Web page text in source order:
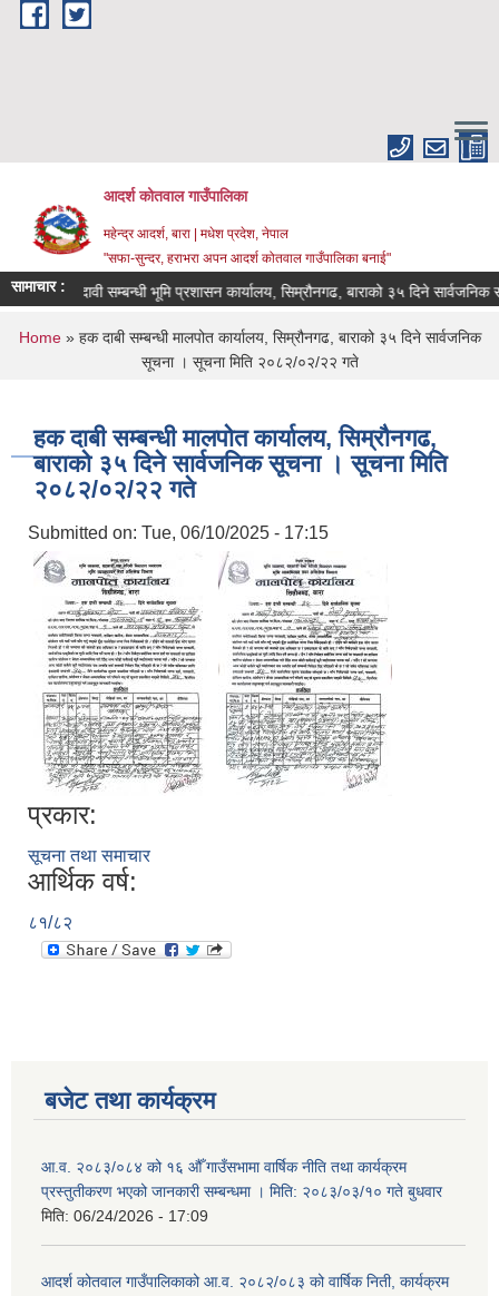
Skip to main content
आदर्श कोतवाल गाउँपालिका
महेन्द्र आदर्श, बारा | मधेश प्रदेश, नेपाल
"सफा-सुन्दर, हराभरा अपन आदर्श कोतवाल गाउँपालिका बनाई"
सामाचार :हकदावी सम्बन्धी भूमि प्रशासन कार्यालय, सिम्रौनगढ, बाराको ३५ दिने सार्वजनिक
You are here
Home» हक दाबी सम्बन्धी मालपोत कार्यालय, सिम्रौनगढ, बाराको ३५ दिने सार्वजनिक
सूचना । सूचना मिति २०८२/०२/२२ गते
हक दाबी सम्बन्धी मालपोत कार्यालय, सिम्रौनगढ,
बाराको ३५ दिने सार्वजनिक सूचना । सूचना मिति
२०८२/०२/२२ गते
Submitted on: Tue, 06/10/2025 - 17:15
प्रकार:
सूचना तथा समाचार
आर्थिक वर्ष:
८१/८२
बजेट तथा कार्यक्रम
आ.व. २०८३/०८४ को १६ औँ गाउँसभामा वार्षिक नीति तथा कार्यक्रम
प्रस्तुतीकरण भएको जानकारी सम्बन्धमा । मिति: २०८३/०३/१० गते बुधवार
मिति: 06/24/2026 - 17:09
आदर्श कोतवाल गाउँपालिकाको आ.व. २०८२/०८३ को वार्षिक निती, कार्यक्रम